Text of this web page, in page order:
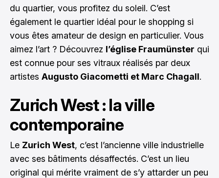
du quartier, vous profitez du soleil. C’est
également le quartier idéal pour le shopping si
vous êtes amateur de design en particulier. Vous
aimez l’art ? Découvrez l’église Fraumünster qui
est connue pour ses vitraux réalisés par deux
artistes Augusto Giacometti et Marc Chagall.
Zurich West : la ville
contemporaine
Le Zurich West, c’est l’ancienne ville industrielle
avec ses bâtiments désaffectés. C’est un lieu
original qui mérite vraiment de s’y attarder un peu